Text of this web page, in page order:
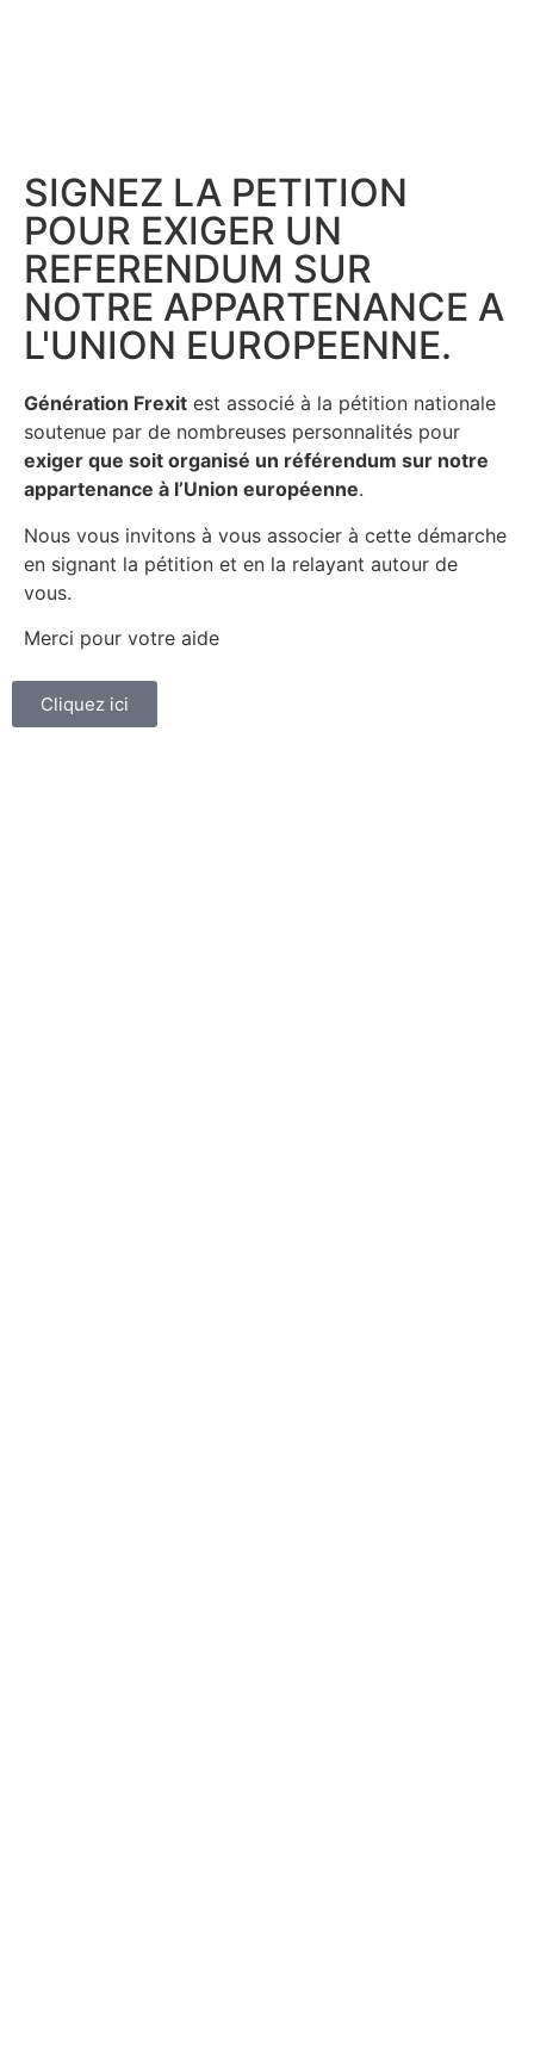
SIGNEZ LA PETITION
POUR EXIGER UN
REFERENDUM SUR
NOTRE APPARTENANCE A
L'UNION EUROPEENNE.
Génération Frexit est associé à la pétition nationale
soutenue par de nombreuses personnalités pour
exiger que soit organisé un référendum sur notre
appartenance à l’Union européenne.
Nous vous invitons à vous associer à cette démarche
en signant la pétition et en la relayant autour de
vous.
Merci pour votre aide
Cliquez ici